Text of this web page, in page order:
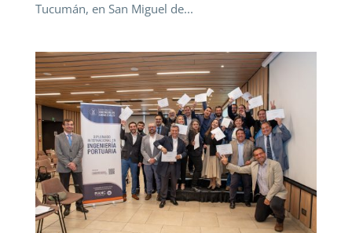
Tucumán, en San Miguel de...